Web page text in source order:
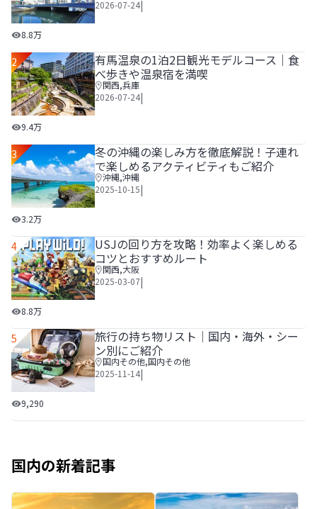
広島観光1泊2日モデルコース！世界遺産とグルメを堪能す
8.8万
2026-07-24|
2
有馬温泉の1泊2日観光モデルコース｜食べ歩きや温泉宿を
9.4万
有馬温泉の1泊2日観光モデルコース｜食
べ歩きや温泉宿を満喫
関西,兵庫
2026-07-24|
3
冬の沖縄の楽しみ方を徹底解説！子連れで楽しめるアクテ
3.2万
冬の沖縄の楽しみ方を徹底解説！子連れ
で楽しめるアクティビティもご紹介
沖縄,沖縄
2025-10-15|
4
USJの回り方を攻略！効率よく楽しめるコツとおすすめル
8.8万
USJの回り方を攻略！効率よく楽しめる
コツとおすすめルート
関西,大阪
2025-03-07|
5
旅行の持ち物リスト│国内・海外・シーン別にご紹介
9,290
旅行の持ち物リスト│国内・海外・シー
ン別にご紹介
国内その他,国内その他
2025-11-14|
国内の新着記事